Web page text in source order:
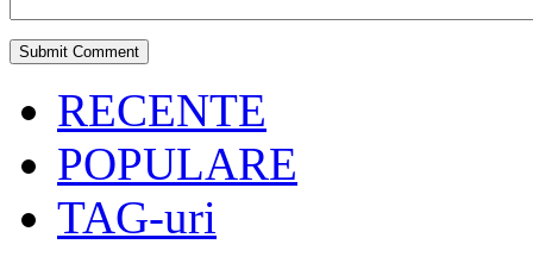
RECENTE
POPULARE
TAG-uri